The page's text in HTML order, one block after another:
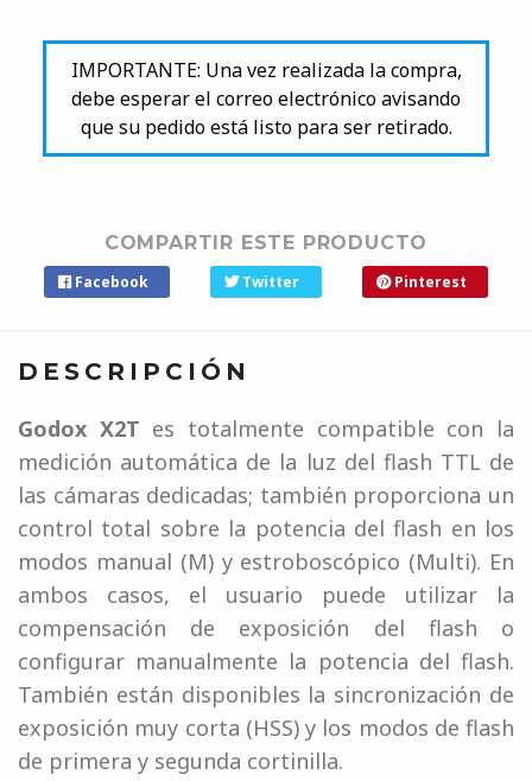
IMPORTANTE: Una vez realizada la compra,
debe esperar el correo electrónico avisando
que su pedido está listo para ser retirado.
COMPARTIR ESTE PRODUCTO
Facebook Twitter Pinterest
DESCRIPCIÓN
Godox X2T es totalmente compatible con la
medición automática de la luz del flash TTL de
las cámaras dedicadas; también proporciona un
control total sobre la potencia del flash en los
modos manual (M) y estroboscópico (Multi). En
ambos casos, el usuario puede utilizar la
compensación de exposición del flash o
configurar manualmente la potencia del flash.
También están disponibles la sincronización de
exposición muy corta (HSS) y los modos de flash
de primera y segunda cortinilla.